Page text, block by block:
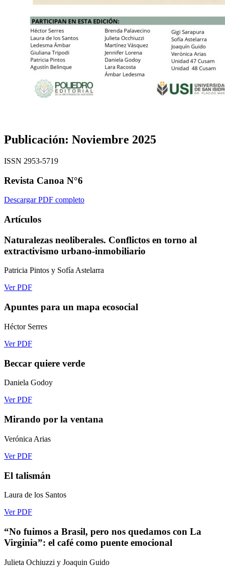
Publicación: Noviembre 2025
ISSN 2953-5719
Revista Canoa N°6
Descargar PDF completo
Artículos
Naturalezas neoliberales. Conflictos en torno al
extractivismo urbano-inmobiliario
Patricia Pintos y Sofía Astelarra
Ver PDF
Apuntes para un mapa ecosocial
Héctor Serres
Ver PDF
Beccar quiere verde
Daniela Godoy
Ver PDF
Mirando por la ventana
Verónica Arias
Ver PDF
El talismán
Laura de los Santos
Ver PDF
“No fuimos a Brasil, pero nos quedamos con La
Virginia”: el café como puente emocional
Julieta Ochiuzzi y Joaquin Guido